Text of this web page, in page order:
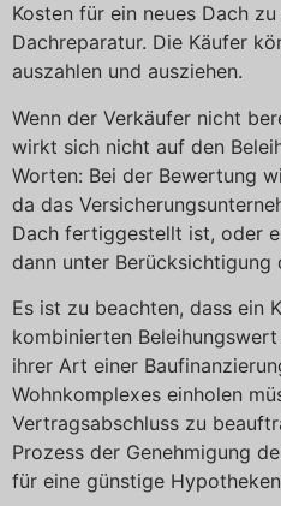
Kosten für ein neues Dach
Dachreparatur. Die Käufer
auszahlen und ausziehen.
Wenn der Verkäufer nicht
wirkt sich nicht auf den
Worten: Bei der Bewertung
da das
Dach fertiggestellt ist, oder
dann unter Berücksichtigung
Es ist zu beachten, dass ein
kombinierten
ihrer Art einer
Wohnkomplexes einholen
Vertragsabschluss zu
Prozess der Genehmigung
für eine günstige